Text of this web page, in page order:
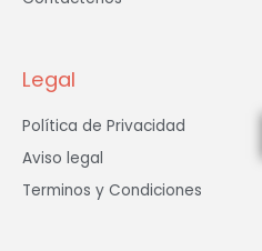
Legal
Política de Privacidad
Aviso legal
Terminos y Condiciones